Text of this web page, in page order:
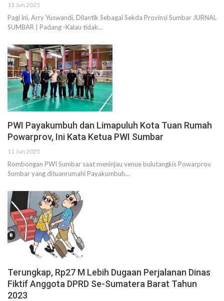
13 Jun 2025
Pagi ini, Arry Yuswandi, Dilantik Sebagai Sekda Provinsi Sumbar JURNAL
SUMBAR | Padang -Kalau tidak…
PWI Payakumbuh dan Limapuluh Kota Tuan Rumah
Powarprov, Ini Kata Ketua PWI Sumbar
11 Jun 2025
Rombongan PWI Sumbar saat meninjau venue bulutangkis Powarprov
Sumbar yang dituanrumahi Payakumbuh…
Terungkap, Rp27 M Lebih Dugaan Perjalanan Dinas
Fiktif Anggota DPRD Se-Sumatera Barat Tahun
2023